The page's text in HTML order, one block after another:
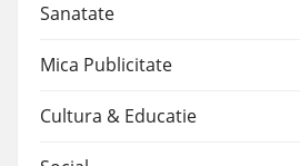
Sanatate
Mica Publicitate
Cultura & Educatie